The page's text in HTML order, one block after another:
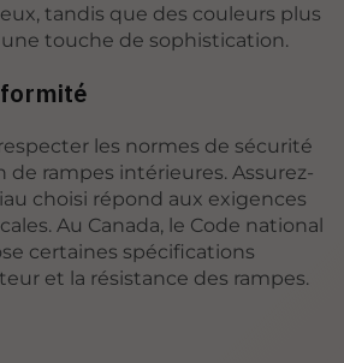
tandis que des couleurs plus
touche de sophistication.
les normes de sécurité
de rampes intérieures. Assurez-
choisi répond aux exigences
Au Canada, le Code national
certaines spécifications
et la résistance des rampes.